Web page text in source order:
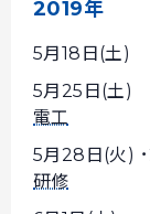
2019年
5月18日(
5月25日(
電工
5月28日(
研修